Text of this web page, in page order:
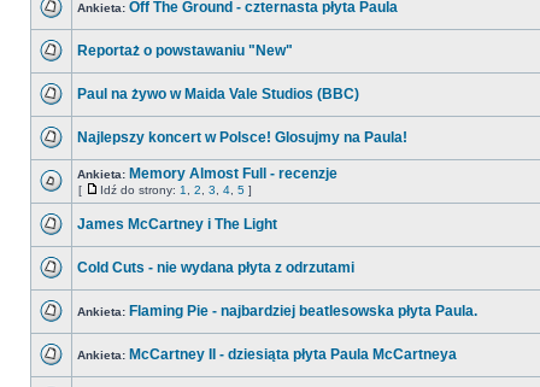
Ankieta: Off The Ground - czternasta płyta Paula
Reportaż o powstawaniu "New"
Paul na żywo w Maida Vale Studios (BBC)
Najlepszy koncert w Polsce! Glosujmy na Paula!
Ankieta: Memory Almost Full - recenzje
[ Idź do strony: 1 2 3 4 5 ]
James McCartney i The Light
Cold Cuts - nie wydana płyta z odrzutami
Ankieta: Flaming Pie - najbardziej beatlesowska płyta Paula.
Ankieta: McCartney II - dziesiąta płyta Paula McCartneya